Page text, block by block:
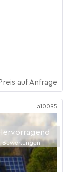
Preis auf Anfrage
a10095
Bewertungen